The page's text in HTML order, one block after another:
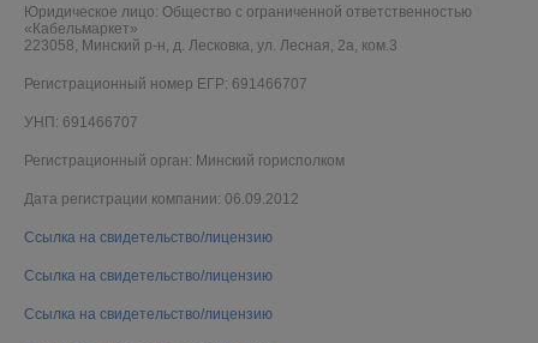
Юридическое лицо: Общество с ограниченной ответственностью
«Кабельмаркет»
223058, Минский р-н, д. Лесковка, ул. Лесная, 2а, ком.3
Регистрационный номер ЕГР: 691466707
УНП: 691466707
Регистрационный орган: Минский горисполком
Дата регистрации компании: 06.09.2012
Ссылка на свидетельство/лицензию
Ссылка на свидетельство/лицензию
Ссылка на свидетельство/лицензию